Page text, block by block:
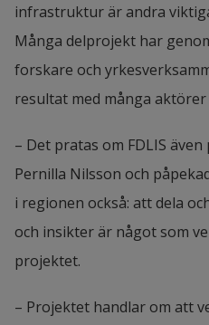
infrastruktur är andra
Många delprojekt har
forskare och
resultat med många aktörer
– Det pratas om FDLIS
Pernilla Nilsson och
i regionen också: att dela
och insikter är något som
projektet.
– Projektet handlar om att